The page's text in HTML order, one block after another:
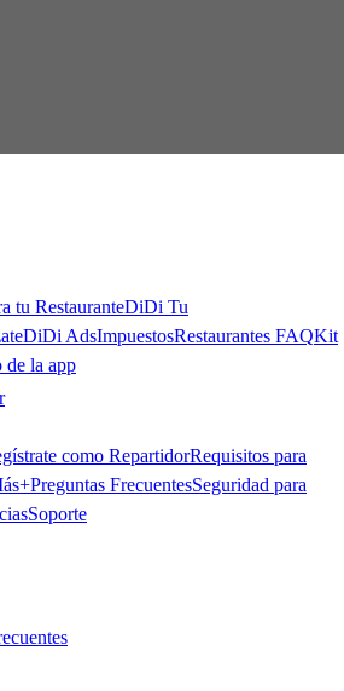
tu RestauranteDiDi Tu
DiDi AdsImpuestosRestaurantes FAQKit
de la app
como RepartidorRequisitos para
Preguntas FrecuentesSeguridad para
Soporte